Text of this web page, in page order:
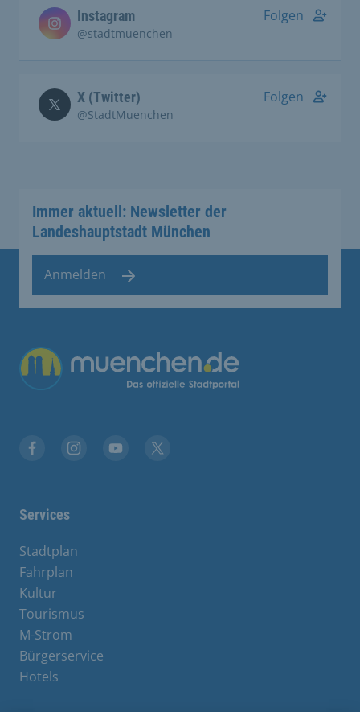
Instagram
@stadtmuenchen
Folgen
X (Twitter)
@StadtMuenchen
Folgen
Immer aktuell: Newsletter der
Landeshauptstadt München
Anmelden
Übergreifende Links
Services
Stadtplan
Fahrplan
Kultur
Tourismus
M-Strom
Bürgerservice
Hotels